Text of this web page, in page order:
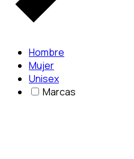
Hombre
Mujer
Unisex
Marcas